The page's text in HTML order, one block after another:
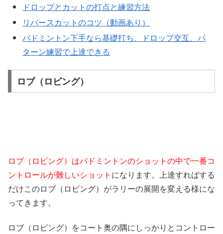
ドロップとカットの打点と練習方法
リバースカットのコツ（動画あり）
バドミントン下手なら基礎打ち、ドロップ交互、パ
ターン練習で上達できる
ロブ（ロビング）
ロブ（ロビング）はバドミントンのショットの中で一番コ
ントロールが難しいショット になります。上達すればする
だけこのロブ（ロビング）がラリーの展開を変える様にな
ってきます。
ロブ（ロビング）をコート奥の隅にしっかりとコントロー